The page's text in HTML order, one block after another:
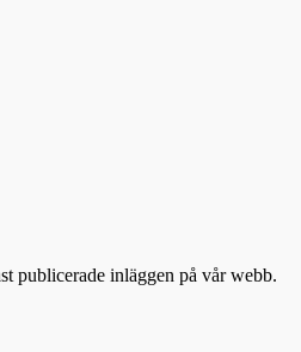
publicerade inläggen på vår webb.